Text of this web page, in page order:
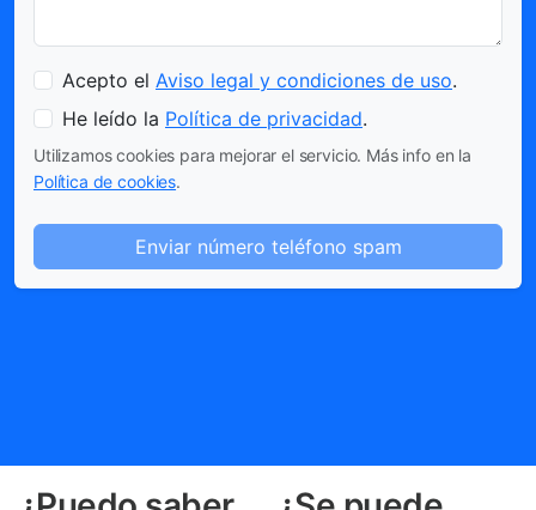
Acepto el Aviso legal y condiciones de uso.
He leído la Política de privacidad.
Utilizamos cookies para mejorar el servicio. Más info en la
Política de cookies.
Enviar número teléfono spam